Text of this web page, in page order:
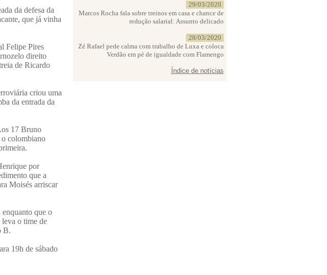
da defesa da
que já vinha
Felipe Pires
direito
de Ricardo
criou uma
da entrada da
17 Bruno
colombiano
por
que a
Moisés arriscar
que o
leva o time de
B.
19h de sábado
29/03/2020
Marcos Rocha fala sobre treinos em casa e chance de
redução salarial: Assunto delicado
28/03/2020
Zé Rafael pede calma com trabalho de Luxa e coloca
Verdão em pé de igualdade com Flamengo
Índice de notícias